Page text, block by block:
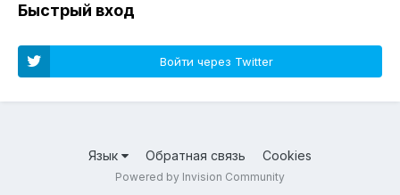
Быстрый вход
Войти через Twitter
Язык Обратная связь Cookies
Powered by Invision Community